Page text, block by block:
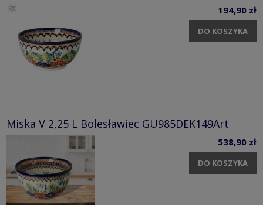
194,90 zł
DO KOSZYKA
Miska V 2,25 L Bolesławiec GU985DEK149Art
538,90 zł
DO KOSZYKA